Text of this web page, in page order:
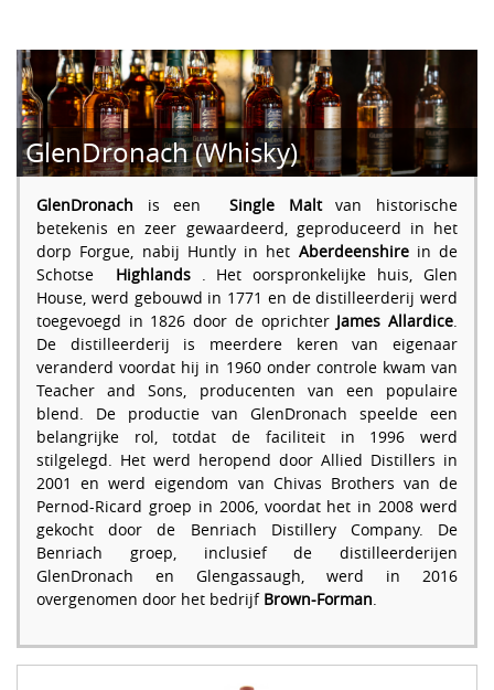
GlenDronach (Whisky)
GlenDronach is een Single Malt
van historische
betekenis en zeer gewaardeerd, geproduceerd in het
dorp Forgue, nabij Huntly in het Aberdeenshire in de
Schotse
Highlands . Het oorspronkelijke huis, Glen
House, werd gebouwd in 1771 en de distilleerderij werd
toegevoegd in 1826 door de oprichter James Allardice.
De distilleerderij is meerdere keren van eigenaar
veranderd voordat hij in 1960 onder controle kwam van
Teacher and Sons, producenten van een populaire
blend. De productie van GlenDronach speelde een
belangrijke rol, totdat de faciliteit in 1996 werd
stilgelegd. Het werd heropend door Allied Distillers in
2001 en werd eigendom van Chivas Brothers van de
Pernod-Ricard groep in 2006, voordat het in 2008 werd
gekocht door de Benriach Distillery Company. De
Benriach groep, inclusief de distilleerderijen
GlenDronach en Glengassaugh, werd in 2016
overgenomen door het bedrijf Brown-Forman.